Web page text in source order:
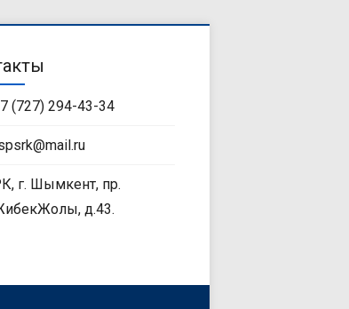
(727) 294-43-34
г. Шымкент, пр.
д.43.